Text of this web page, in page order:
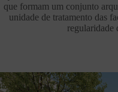
que formam um conjunto
unidade de tratamento das
regularidade